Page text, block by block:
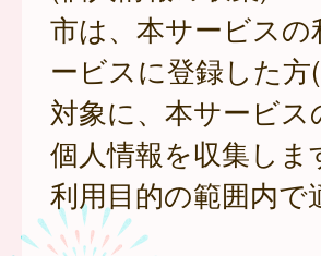
市は、本サービス
ービスに登録した
対象に、本サービ
個人情報を収集し
利用目的の範囲内